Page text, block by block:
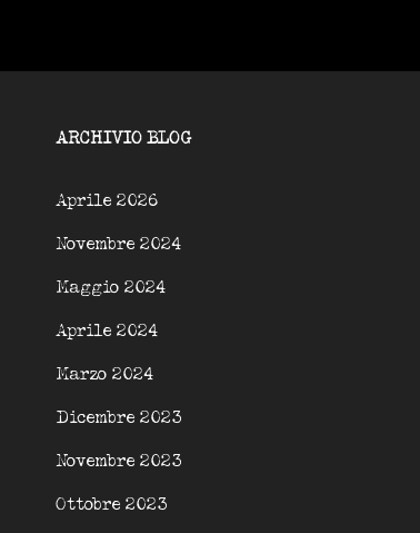
ARCHIVIO BLOG
Aprile 2026
Novembre 2024
Maggio 2024
Aprile 2024
Marzo 2024
Dicembre 2023
Novembre 2023
Ottobre 2023